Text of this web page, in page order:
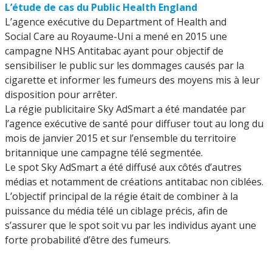
L’étude de cas du Public Health England
L’agence exécutive du Department of Health and
Social Care au Royaume-Uni a mené en 2015 une
campagne NHS Antitabac ayant pour objectif de
sensibiliser le public sur les dommages causés par la
cigarette et informer les fumeurs des moyens mis à leur
disposition pour arrêter.
La régie publicitaire Sky AdSmart a été mandatée par
l’agence exécutive de santé pour diffuser tout au long du
mois de janvier 2015 et sur l’ensemble du territoire
britannique une campagne télé segmentée.
Le spot Sky AdSmart a été diffusé aux côtés d’autres
médias et notamment de créations antitabac non ciblées.
L’objectif principal de la régie était de combiner à la
puissance du média télé un ciblage précis, afin de
s’assurer que le spot soit vu par les individus ayant une
forte probabilité d’être des fumeurs.